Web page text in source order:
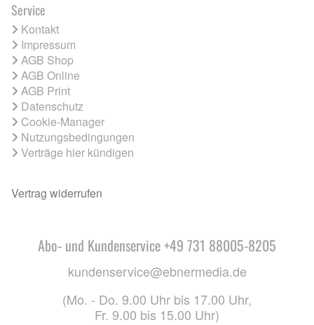
Service
Kontakt
Impressum
AGB Shop
AGB Online
AGB Print
Datenschutz
Cookie-Manager
Nutzungsbedingungen
Verträge hier kündigen
Vertrag widerrufen
Abo- und Kundenservice +49 731 88005-8205
kundenservice@ebnermedia.de
(Mo. - Do. 9.00 Uhr bis 17.00 Uhr,
Fr. 9.00 bis 15.00 Uhr)